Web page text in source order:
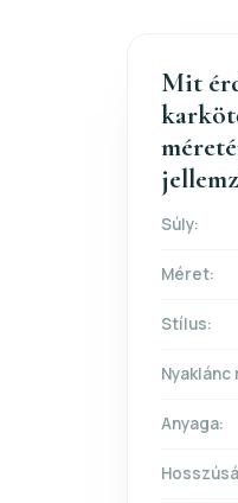
Mit
Súly:
Méret:
Stílus:
Nyaklánc
Anyaga: